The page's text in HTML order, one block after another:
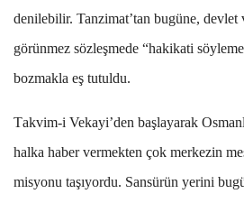
denilebilir. Tanzimat’tan bugüne, devlet
görünmez sözleşmede “hakikati
bozmakla eş tutuldu.
Takvim-i Vekayi’den başlayarak Osmanl
halka haber vermekten çok merkezin me
misyonu taşıyordu. Sansürün yerini bug